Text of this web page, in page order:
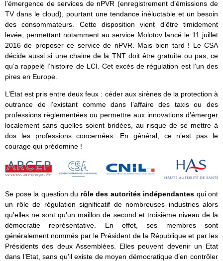
l’émergence de services de nPVR (enregistrement d’émissions de
TV dans le cloud), pourtant une tendance inéluctable et un besoin
des consommateurs. Cette disposition vient d’être timidement
levée, permettant notamment au service Molotov lancé le 11 juillet
2016 de proposer ce service de nPVR. Mais bien tard ! Le CSA
décide aussi si une chaine de la TNT doit être gratuite ou pas, ce
qu’a rappelé l’histoire de LCI. Cet excès de régulation est l‘un des
pires en Europe.
L’Etat est pris entre deux feux : céder aux sirènes de la protection à
outrance de l’existant comme dans l’affaire des taxis ou des
professions règlementées ou permettre aux innovations d’émerger
localement sans quelles soient bridées, au risque de se mettre à
dos les professions concernées. En général, ce n’est pas le
courage qui prédomine !
Se pose la question du rôle des autorités indépendantes qui ont
un rôle de régulation significatif de nombreuses industries alors
qu’elles ne sont qu’un maillon de second et troisième niveau de la
démocratie représentative. En effet, ses membres sont
généralement nommés par le Président de la République et par les
Présidents des deux Assemblées. Elles peuvent devenir un Etat
dans l’Etat, sans qu’il existe de moyen démocratique d’en contrôler